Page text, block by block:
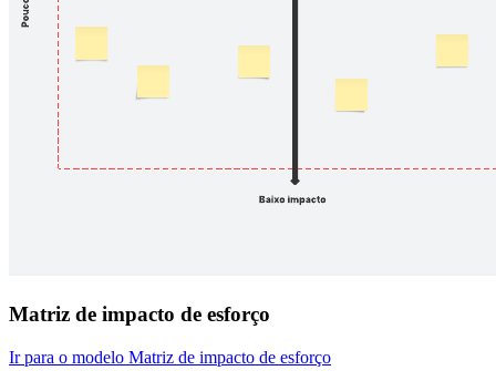
Matriz de impacto de esforço
Ir para o modelo Matriz de impacto de esforço